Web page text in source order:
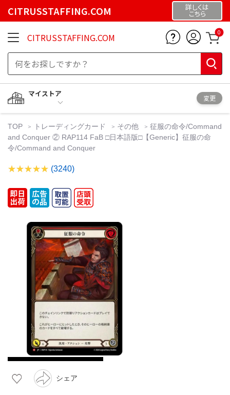
CITRUSSTAFFING.COM 詳しくは
こちら
CITRUSSTAFFING.COM 0
マイストア
変更
TOP トレーディングカード その他
征服の命令/Command
and Conquer ② RAP114 FaB □日本語版□【Generic】征服の命
令/Command and Conquer
(3240)
シェア